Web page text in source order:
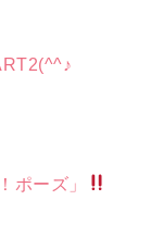
ポーズ」